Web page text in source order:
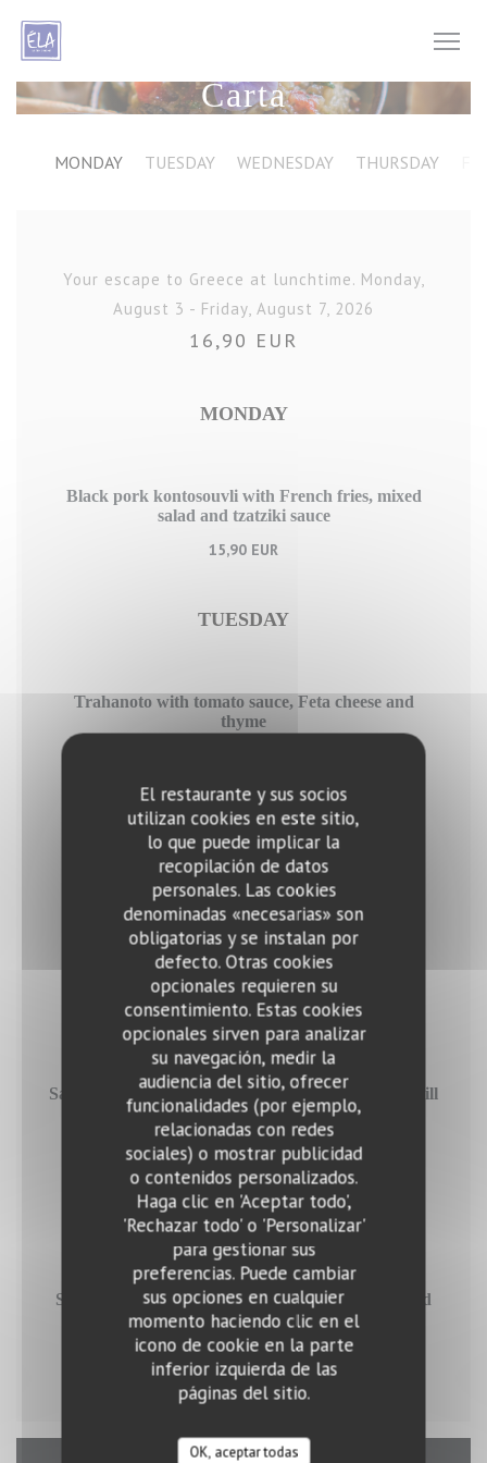
Personalización de sus opciones de cookies
El restaurante y sus socios
utilizan cookies en este sitio,
lo que puede implicar la
recopilación de datos
personales. Las cookies
denominadas «necesarias» son
obligatorias y se instalan por
defecto. Otras cookies
opcionales requieren su
consentimiento. Estas cookies
opcionales sirven para analizar
su navegación, medir la
audiencia del sitio, ofrecer
funcionalidades (por ejemplo,
relacionadas con redes
sociales) o mostrar publicidad
o contenidos personalizados.
Haga clic en 'Aceptar todo',
'Rechazar todo' o 'Personalizar'
para gestionar sus
preferencias. Puede cambiar
sus opciones en cualquier
momento haciendo clic en el
icono de cookie en la parte
inferior izquierda de las
páginas del sitio.
OK, aceptar todas
Carta
MONDAY TUESDAY WEDNESDAY THURSDAY
Your escape to Greece at lunchtime. Monday,
August 3 - Friday, August 7, 2026
16,90 EUR
MONDAY
Black pork kontosouvli with French fries, mixed
salad and tzatziki sauce
15,90 EUR
TUESDAY
Trahanoto with tomato sauce, Feta cheese and
thyme
WEDNESDAY
Chicken ragout with hilopites & Graviera cheese
15,90 EUR
THURSDAY
Salmon in herbs crust with beetroot and mustard dill
sauce
15,90 EUR
FRIDAY
Soutzoukakia with rice (Beef mince with spices and
tomato sauce)
15,90 EUR